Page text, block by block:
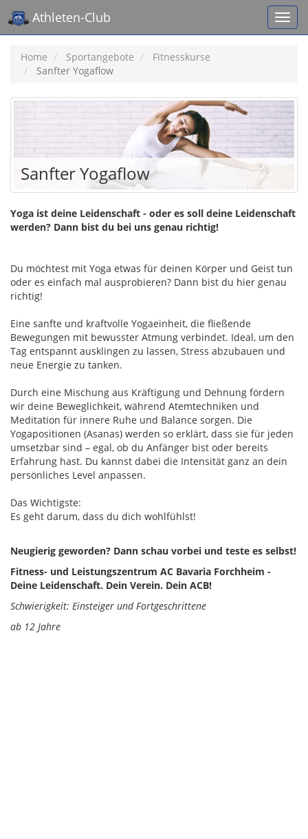
Athleten-Club
Home Sportangebote
Fitnesskurse
Sanfter Yogaflow
Sanfter Yogaflow
Yoga ist deine Leidenschaft - oder es soll deine Leidenschaft
werden? Dann bist du bei uns genau richtig!
Du möchtest mit Yoga etwas für deinen Körper und Geist tun
oder es einfach mal ausprobieren? Dann bist du hier genau
richtig!
Eine sanfte und kraftvolle Yogaeinheit, die fließende
Bewegungen mit bewusster Atmung verbindet. Ideal, um den
Tag entspannt ausklingen zu lassen, Stress abzubauen und
neue Energie zu tanken.
Durch eine Mischung aus Kräftigung und Dehnung fördern
wir deine Beweglichkeit, während Atemtechniken und
Meditation für innere Ruhe und Balance sorgen. Die
Yogapositionen (Asanas) werden so erklärt, dass sie für jeden
umsetzbar sind – egal, ob du Anfänger bist oder bereits
Erfahrung hast. Du kannst dabei die Intensität ganz an dein
persönliches Level anpassen.
Das Wichtigste:
Es geht darum, dass du dich wohlfühlst!
Neugierig geworden? Dann schau vorbei und teste es selbst!​
Fitness- und Leistungszentrum AC Bavaria Forchheim -
Deine Leidenschaft. Dein Verein. Dein ACB!
Schwierigkeit: Einsteiger und Fortgeschrittene
ab 12 Jahre